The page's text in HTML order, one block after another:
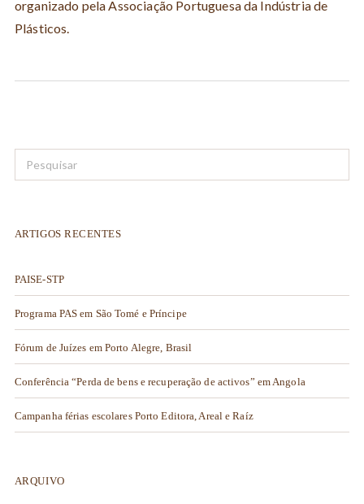
organizado pela Associação Portuguesa da Indústria de
Plásticos.
ARTIGOS RECENTES
PAISE-STP
Programa PAS em São Tomé e Príncipe
Fórum de Juízes em Porto Alegre, Brasil
Conferência “Perda de bens e recuperação de activos” em Angola
Campanha férias escolares Porto Editora, Areal e Raíz
ARQUIVO